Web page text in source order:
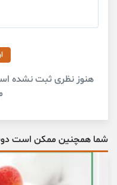
هنوز نظری ثبت نشده
شما همچنین ممکن است